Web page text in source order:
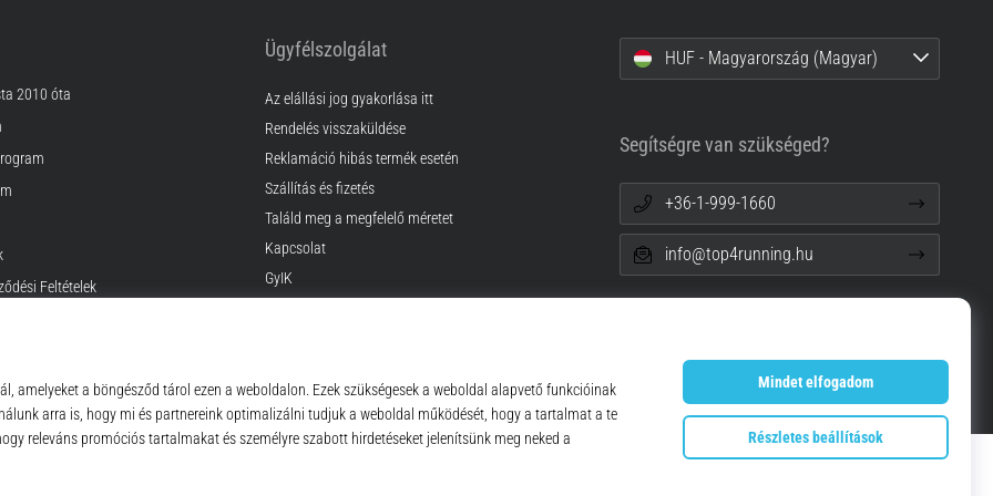
2010 óta
Feltételek
Ügyfélszolgálat
Az elállási jog gyakorlása itt
Rendelés visszaküldése
Reklamáció hibás termék esetén
Szállítás és fizetés
Találd meg a megfelelő méretet
Kapcsolat
GyIK
HUF - Magyarország (Magyar)
Segítségre van szükséged?
+36-1-999-1660
info@top4running.hu
© 2010 – 2026 Top4Running.hu